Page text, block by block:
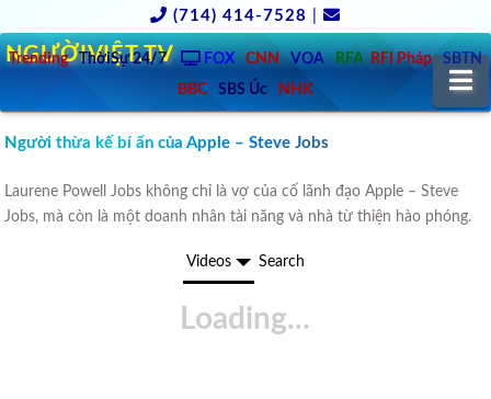
(714) 414-7528
Trending ThờiSự 24/7 FOX CNN VOA RFA RFI Pháp
SBTN
BBC
SBS Úc NHK
NGƯỜIVIỆT.TV
Người thừa kế bí ẩn của Apple – Steve Jobs
Laurene Powell Jobs không chỉ là vợ của cố lãnh đạo Apple – Steve
Jobs, mà còn là một doanh nhân tài năng và nhà từ thiện hào phóng.
Videos Search